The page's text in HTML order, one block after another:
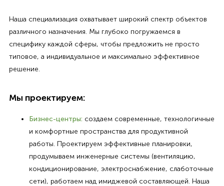
Наша специализация охватывает широкий спектр объектов
различного назначения. Мы глубоко погружаемся в
специфику каждой сферы, чтобы предложить не просто
типовое, а индивидуальное и максимально эффективное
решение.
Мы проектируем:
Бизнес-центры: создаем современные, технологичные
и комфортные пространства для продуктивной
работы. Проектируем эффективные планировки,
продумываем инженерные системы (вентиляцию,
кондиционирование, электроснабжение, слаботочные
сети), работаем над имиджевой составляющей. Наша